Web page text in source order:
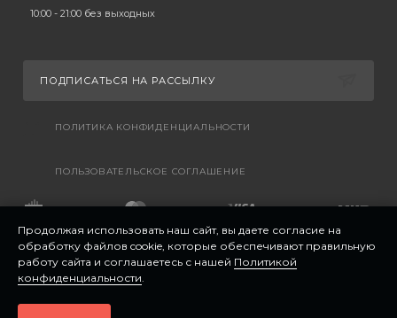
10:00 - 21:00 без выходных
ПОДПИСАТЬСЯ НА РАССЫЛКУ
ПОЛИТИКА КОНФИДЕНЦИАЛЬНОСТИ
ПОЛЬЗОВАТЕЛЬСКОЕ СОГЛАШЕНИЕ
Продолжая использовать наш сайт, вы даете согласие на
обработку файлов cookie, которые обеспечивают правильную
работу сайта и соглашаетесь с нашей Политикой
конфиденциальности.